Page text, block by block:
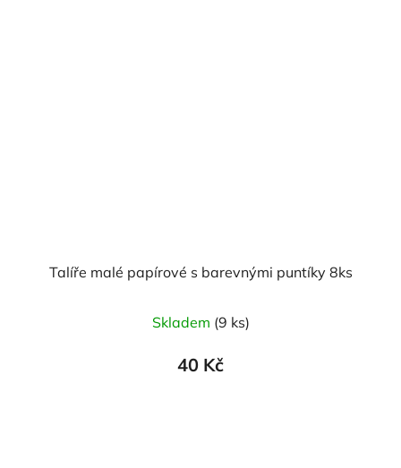
Talíře malé papírové s barevnými puntíky 8ks
Skladem (9 ks)
40 Kč